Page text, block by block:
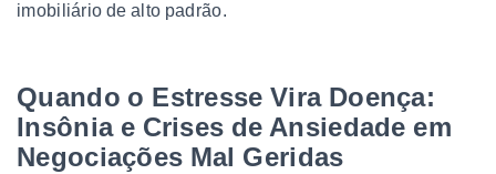
imobiliário de alto padrão.
Quando o Estresse Vira Doença:
Insônia e Crises de Ansiedade em
Negociações Mal Geridas